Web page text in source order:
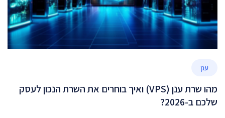
ענן
מהו שרת ענן (VPS) ואיך בוחרים את השרת הנכון לעסק
שלכם ב-2026?